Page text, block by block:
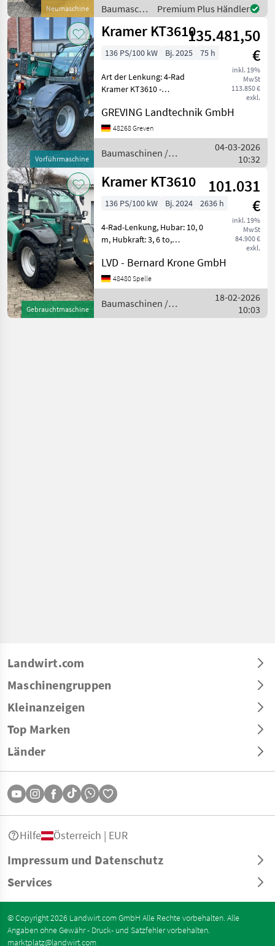
Bautechnik
3
MARKTPLATZ
Marktplatz Händlerangebote Kleinanzeigen
Neumaschine
Achteruitrij-
Baumaschinen
/ Kramer
Premium Plus Händler
Vorführmaschine
Kramer KT3610135.481,50
€
inkl. 19%
MwSt
113.850 €
exkl.
136 PS/100 kW Bj. 2025 75 h
Art der Lenkung: 4-Rad
Kramer KT3610 -
Umschaltventil vorn 3.
Steuerkreis -
Schaufelrückführautomatik
-Druckentlastung 3.
GREVING Landtechnik GmbH
48268 Greven
Baumaschinen /
Kramer
04-03-2026
10:32
Gebrauchtmaschine
Kramer KT3610
101.031
€
inkl. 19%
MwSt
84.900 €
exkl.
136 PS/100 kW Bj. 2024 2636 h
4-Rad-Lenkung, Hubar: 10, 0
m, Hubkraft: 3, 6 to,
Komfortkabine, gefederter
Komfortfahrersitz,
Multifunktions-Joystick, 7
LVD - Bernard Krone GmbH
48480 Spelle
Baumaschinen /
Kramer
18-02-2026
10:03
Landwirt.com
Maschinengruppen
Kleinanzeigen
Top Marken
Länder
Impressum und Datenschutz
Services
Hilfe Österreich | EUR
© Copyright 2026 Landwirt.com GmbH Alle Rechte vorbehalten. Alle
Angaben ohne Gewähr - Druck- und Satzfehler vorbehalten.
marktplatz@landwirt.com